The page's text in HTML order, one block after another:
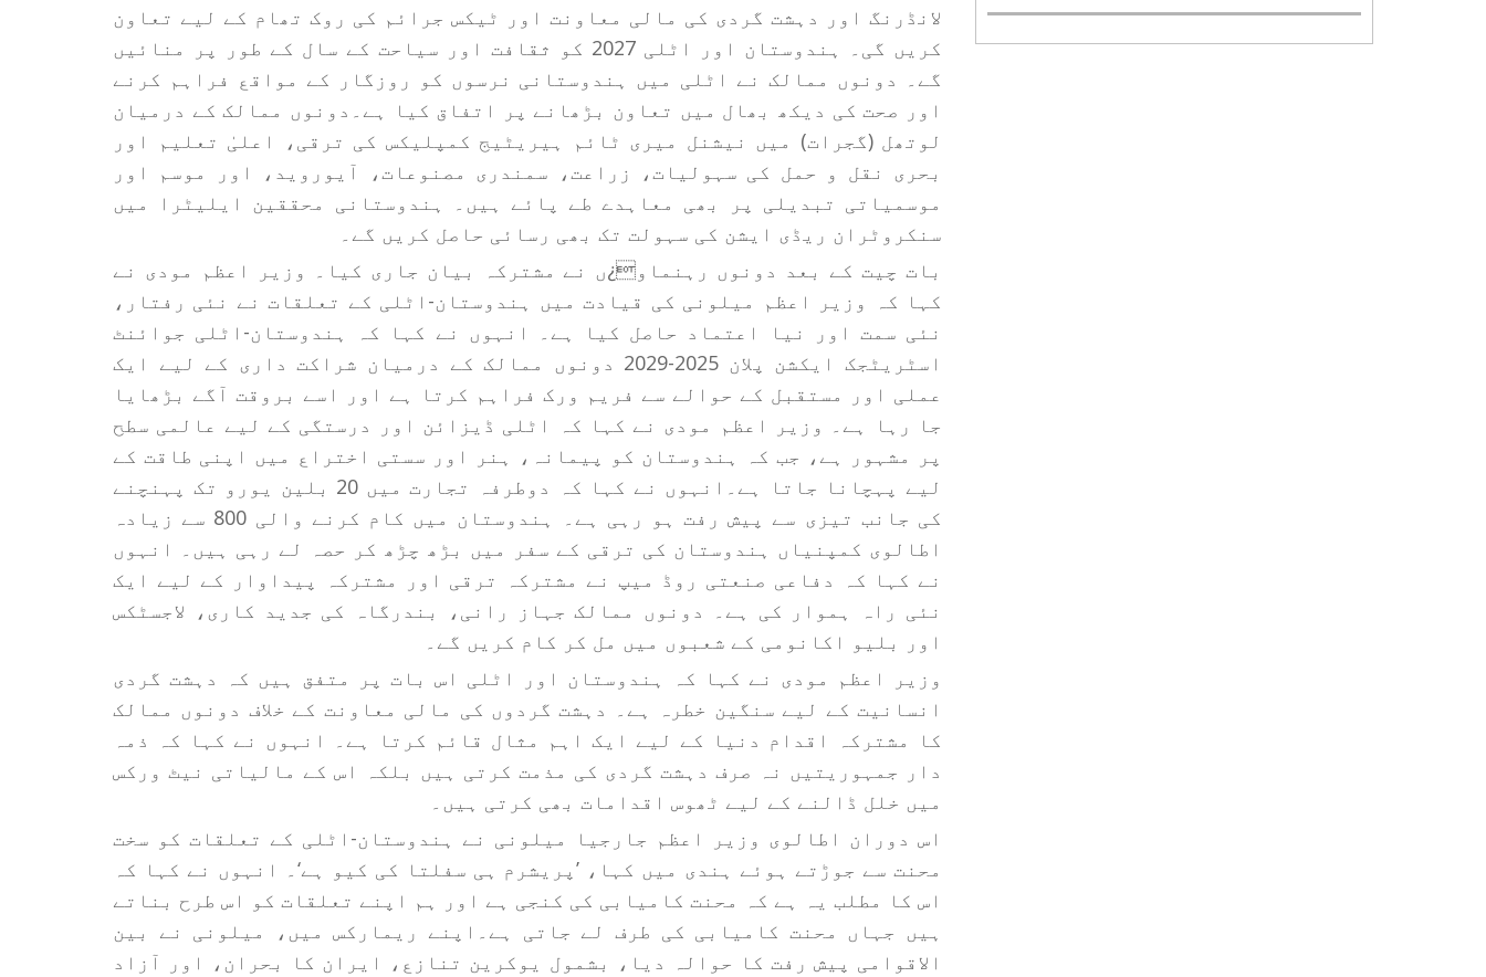
لانڈرنگ اور دہشت گردی کی مالی معاونت اور ٹیکس جرائم کی روک تھام کے لیے تعاون
کریں گی۔ ہندوستان اور اٹلی 2027 کو ثقافت اور سیاحت کے سال کے طور پر منائیں
گے۔ دونوں ممالک نے اٹلی میں ہندوستانی نرسوں کو روزگار کے مواقع فراہم کرنے
اور صحت کی دیکھ بھال میں تعاون بڑھانے پر اتفاق کیا ہے۔دونوں ممالک کے درمیان
لوتھل (گجرات) میں نیشنل میری ٹائم ہیریٹیج کمپلیکس کی ترقی، اعلیٰ تعلیم اور
بحری نقل و حمل کی سہولیات، زراعت، سمندری مصنوعات، آیوروید، اور موسم اور
موسمیاتی تبدیلی پر بھی معاہدے طے پائے ہیں۔ ہندوستانی محققین ایلیٹرا میں
سنکروٹران ریڈی ایشن کی سہولت تک بھی رسائی حاصل کریں گے۔
بات چیت کے بعد دونوں رہنماو¿ں نے مشترکہ بیان جاری کیا۔ وزیر اعظم مودی نے
کہا کہ وزیر اعظم میلونی کی قیادت میں ہندوستان-اٹلی کے تعلقات نے نئی رفتار،
نئی سمت اور نیا اعتماد حاصل کیا ہے۔ انہوں نے کہا کہ ہندوستان-اٹلی جوائنٹ
اسٹریٹجک ایکشن پلان 2025-2029 دونوں ممالک کے درمیان شراکت داری کے لیے ایک
عملی اور مستقبل کے حوالے سے فریم ورک فراہم کرتا ہے اور اسے بروقت آگے بڑھایا
جا رہا ہے۔ وزیر اعظم مودی نے کہا کہ اٹلی ڈیزائن اور درستگی کے لیے عالمی سطح
پر مشہور ہے، جب کہ ہندوستان کو پیمانہ، ہنر اور سستی اختراع میں اپنی طاقت کے
لیے پہچانا جاتا ہے۔انہوں نے کہا کہ دوطرفہ تجارت میں 20 بلین یورو تک پہنچنے
کی جانب تیزی سے پیش رفت ہو رہی ہے۔ ہندوستان میں کام کرنے والی 800 سے زیادہ
اطالوی کمپنیاں ہندوستان کی ترقی کے سفر میں بڑھ چڑھ کر حصہ لے رہی ہیں۔ انہوں
نے کہا کہ دفاعی صنعتی روڈ میپ نے مشترکہ ترقی اور مشترکہ پیداوار کے لیے ایک
نئی راہ ہموار کی ہے۔ دونوں ممالک جہاز رانی، بندرگاہ کی جدید کاری، لاجسٹکس
اور بلیو اکانومی کے شعبوں میں مل کر کام کریں گے۔
وزیر اعظم مودی نے کہا کہ ہندوستان اور اٹلی اس بات پر متفق ہیں کہ دہشت گردی
انسانیت کے لیے سنگین خطرہ ہے۔ دہشت گردوں کی مالی معاونت کے خلاف دونوں ممالک
کا مشترکہ اقدام دنیا کے لیے ایک اہم مثال قائم کرتا ہے۔ انہوں نے کہا کہ ذمہ
دار جمہوریتیں نہ صرف دہشت گردی کی مذمت کرتی ہیں بلکہ اس کے مالیاتی نیٹ ورکس
میں خلل ڈالنے کے لیے ٹھوس اقدامات بھی کرتی ہیں۔
اس دوران اطالوی وزیر اعظم جارجیا میلونی نے ہندوستان-اٹلی کے تعلقات کو سخت
محنت سے جوڑتے ہوئے ہندی میں کہا، ’پریشرم ہی سفلتا کی کیو ہے‘۔ انہوں نے کہا کہ
اس کا مطلب یہ ہے کہ محنت کامیابی کی کنجی ہے اور ہم اپنے تعلقات کو اس طرح بناتے
ہیں جہاں محنت کامیابی کی طرف لے جاتی ہے۔اپنے ریمارکس میں، میلونی نے بین
الاقوامی پیش رفت کا حوالہ دیا، بشمول یوکرین تنازع، ایران کا بحران، اور آزاد